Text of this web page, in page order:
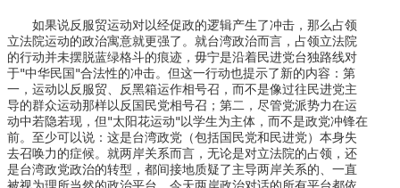
如果说反服贸运动对以经促政的逻辑产生了冲击，那么占领
立法院运动的政治寓意就更强了。就台湾政治而言，占领立法院
的行动并未摆脱蓝绿格斗的痕迹，毋宁是沿着民进党台独路线对
于"中华民国"合法性的冲击。但这一行动也提示了新的内容：第
一，运动以反服贸、反黑箱运作相号召，而不是像过往民进党主
导的群众运动那样以反国民党相号召；第二，尽管党派势力在运
动中若隐若现，但"太阳花运动"以学生为主体，而不是政党冲锋在
前。至少可以说：这是台湾政党（包括国民党和民进党）本身失
去召唤力的症候。就两岸关系而言，无论是对立法院的占领，还
是台湾政党政治的转型，都间接地质疑了主导两岸关系的、一直